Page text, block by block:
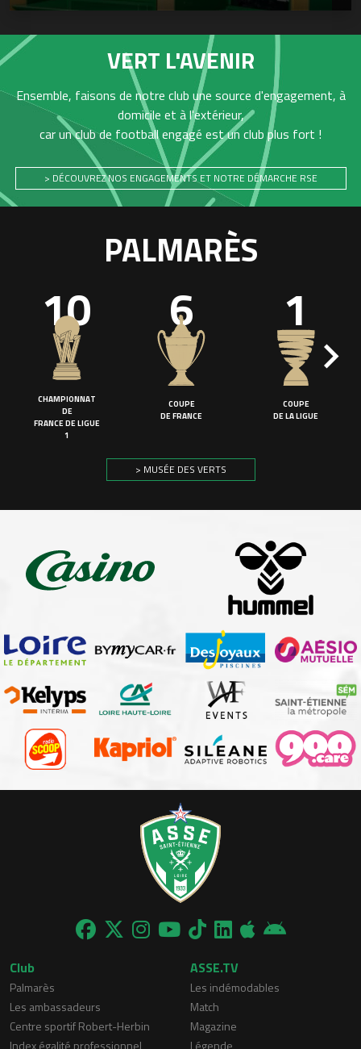
VERT L'AVENIR
Ensemble, faisons de notre club une source d'engagement, à
domicile et à l'extérieur,
car un club de football engagé est un club plus fort !
> DÉCOUVREZ NOS ENGAGEMENTS ET NOTRE DÉMARCHE RSE
PALMARÈS
10
CHAMPIONNAT
DE
FRANCE DE LIGUE
1
6
COUPE
DE FRANCE
1
COUPE
DE LA LIGUE
> MUSÉE DES VERTS
Club
Palmarès
Les ambassadeurs
Centre sportif Robert-Herbin
Index égalité professionnel
ASSE.TV
Les indémodables
Match
Magazine
Légende